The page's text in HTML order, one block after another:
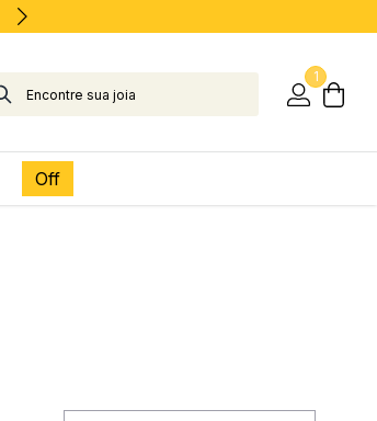
1
Off